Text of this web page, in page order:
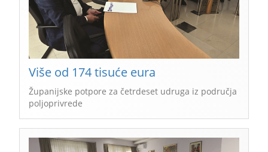
Više od 174 tisuće eura
Županijske potpore za četrdeset udruga iz područja
poljoprivrede